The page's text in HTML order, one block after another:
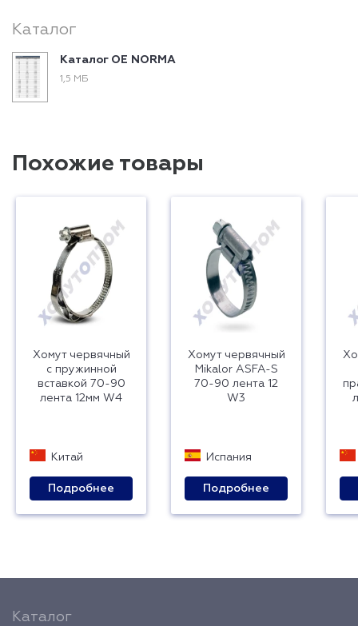
Каталог
Каталог ОЕ NORMA
1,5 МБ
Похожие товары
Хомут червячный
с пружинной
вставкой 70-90
лента 12мм W4
Китай
Подробнее
Хомут червячный
Mikalor ASFA-S
70-90 лента 12
W3
Испания
Подробнее
Каталог